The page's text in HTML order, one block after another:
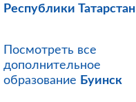
Республики Татарстан
Посмотреть все
дополнительное
образование Буинск